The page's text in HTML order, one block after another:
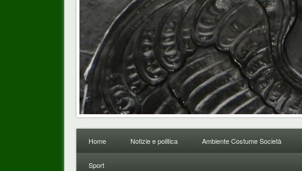
Home Notizie e politica Ambiente Costume Società
Sport